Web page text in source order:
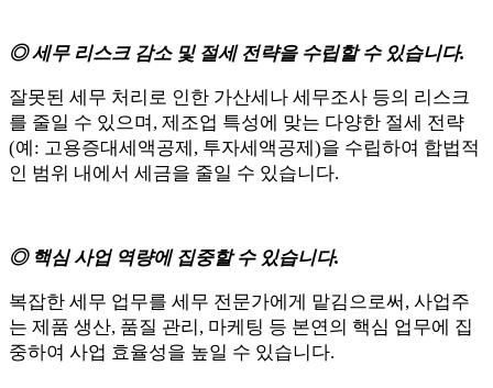
◎ 세무 리스크 감소 및 절세 전략을 수립할 수 있습니다.
잘못된 세무 처리로 인한 가산세나 세무조사 등의 리스크
를 줄일 수 있으며, 제조업 특성에 맞는 다양한 절세 전략
(예: 고용증대세액공제, 투자세액공제)을 수립하여 합법적
인 범위 내에서 세금을 줄일 수 있습니다.
◎ 핵심 사업 역량에 집중할 수 있습니다.
복잡한 세무 업무를 세무 전문가에게 맡김으로써, 사업주
는 제품 생산, 품질 관리, 마케팅 등 본연의 핵심 업무에 집
중하여 사업 효율성을 높일 수 있습니다.